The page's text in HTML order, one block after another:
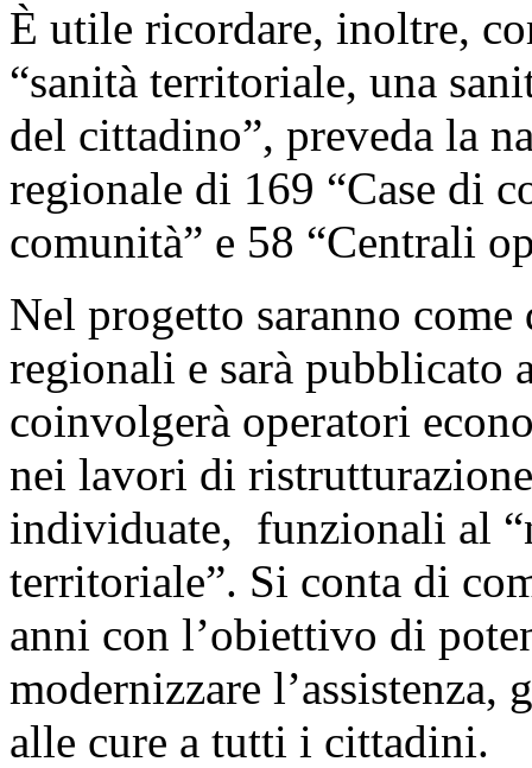
È utile ricordare, inoltre,
“sanità territoriale, una
del cittadino”, preveda la
regionale di 169 “Case di
comunità” e 58 “Centrali
Nel progetto saranno
regionali e sarà pubblicato
coinvolgerà operatori
nei lavori di
individuate, funzionali al
territoriale”. Si conta di
anni con l’obiettivo di
modernizzare l’assistenza,
alle cure a tutti i cittadini.